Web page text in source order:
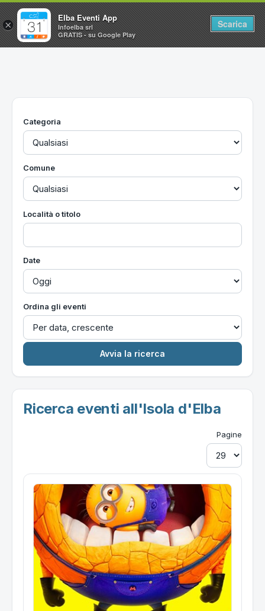
Home
Utilità
Categoria
Comune
Località o titolo
Date
Ordina gli eventi
Ricerca eventi all'Isola d'Elba
Pagine
×
Elba Eventi App
Infoelba srl
GRATIS - su Google Play
Scarica